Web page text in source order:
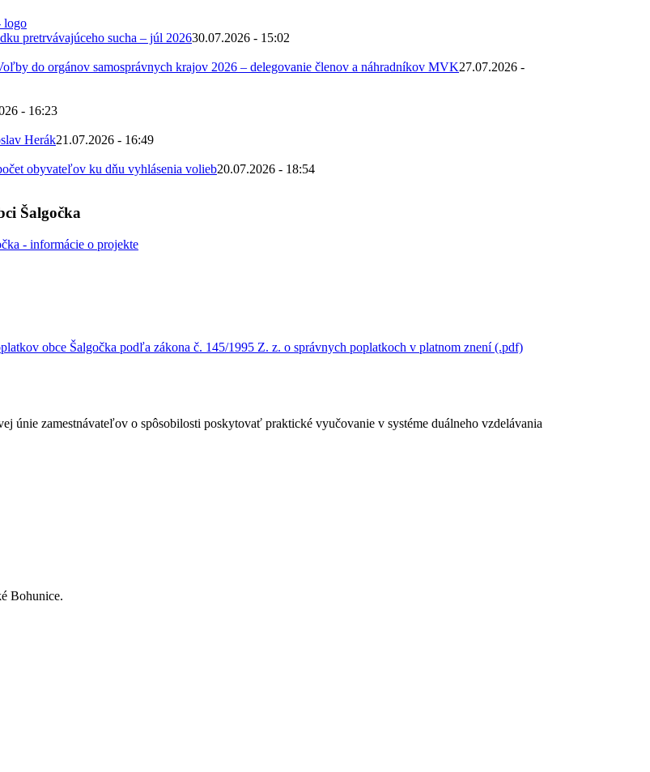
pretrvávajúceho sucha – júl 202630.07.2026 - 15:02
do orgánov samosprávnych krajov 2026 – delegovanie členov a náhradníkov MVK27.07.2026 -
- 16:23
Herák21.07.2026 - 16:49
obyvateľov ku dňu vyhlásenia volieb20.07.2026 - 18:54
Šalgočka
obce Šalgočka podľa zákona č. 145/1995 Z. z. o správnych poplatkoch v platnom znení (.pdf)
únie zamestnávateľov o spôsobilosti poskytovať praktické vyučovanie v systéme duálneho vzdelávania
Bohunice.